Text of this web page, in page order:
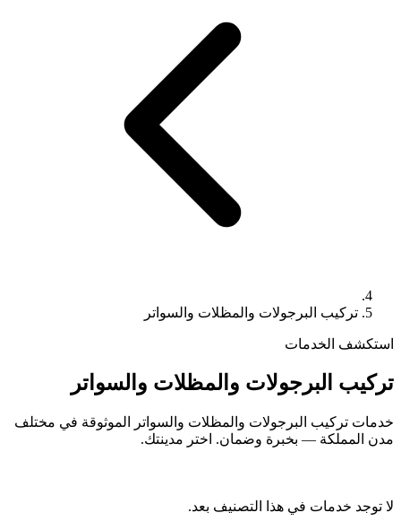
تركيب البرجولات والمظلات والسواتر
استكشف الخدمات
تركيب البرجولات والمظلات والسواتر
خدمات تركيب البرجولات والمظلات والسواتر الموثوقة في مختلف
مدن المملكة — بخبرة وضمان. اختر مدينتك.
لا توجد خدمات في هذا التصنيف بعد.